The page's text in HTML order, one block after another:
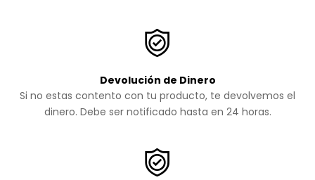
Devolución de Dinero
Si no estas contento con tu producto, te devolvemos el
dinero. Debe ser notificado hasta en 24 horas.